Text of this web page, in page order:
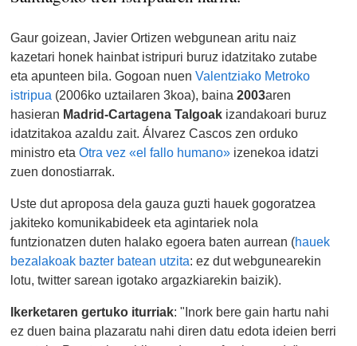
Gaur goizean, Javier Ortizen webgunean aritu naiz
kazetari honek hainbat istripuri buruz idatzitako zutabe
eta apunteen bila. Gogoan nuenValentziako Metroko
istripua (2006ko uztailaren 3koa), baina2003aren
hasieran Madrid-Cartagena Talgoak izandakoari buruz
idatzitakoa azaldu zait. Álvarez Cascos zen orduko
ministro etaOtra vez «el fallo humano» izenekoa idatzi
zuen donostiarrak.
Uste dut aproposa dela gauza guzti hauek gogoratzea
jakiteko komunikabideek eta agintariek nola
funtzionatzen duten halako egoera baten aurrean (hauek
bezalakoak bazter batean utzita: ez dut webgunearekin
lotu, twitter sarean igotako argazkiarekin baizik).
Ikerketaren gertuko iturriak: "Inork bere gain hartu nahi
ez duen baina plazaratu nahi diren datu edota ideien berri